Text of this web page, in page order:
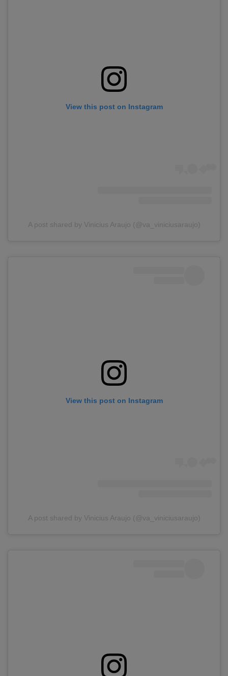
View this post on Instagram
A post shared by Vinicius Araujo (@va_viniciusaraujo)
View this post on Instagram
A post shared by Vinicius Araujo (@va_viniciusaraujo)